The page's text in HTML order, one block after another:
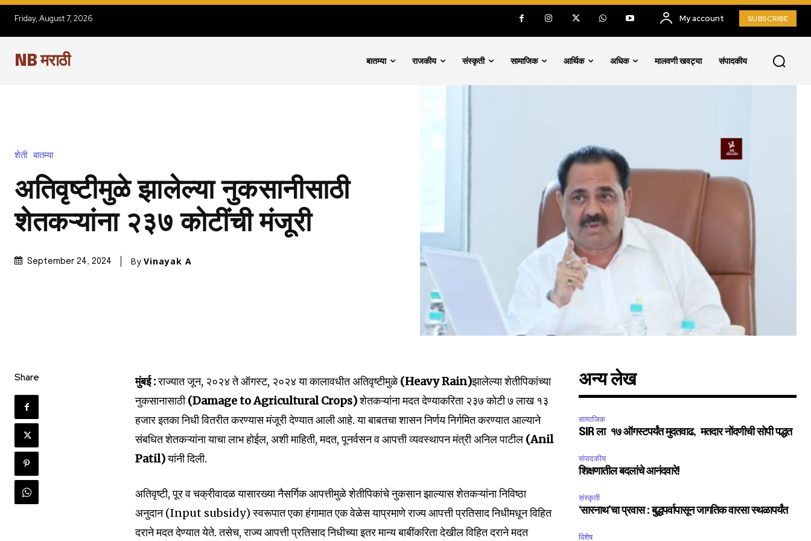
Join our community of
of the conversation.
To subscribe, simply enter your email address on our website or click
SUBSCRIBE
Friday, August 7, 2026 My account SUBSCRIBE
NB मराठी बातम्या राजकीय संस्कृती सामाजिक आर्थिक अधिक मालवणी खवट्या संपादकीय
शेती बातम्या
अतिवृष्टीमुळे झालेल्या नुकसानीसाठी
शेतकऱ्यांना २३७ कोटींची मंजूरी
September 24, 2024 By Vinayak A
Share मुंबई :राज्यात जून, २०२४ ते ऑगस्ट, २०२४ या कालावधीत अतिवृष्टीमुळे (Heavy Rain)झालेल्या शेतीपिकांच्या
नुकसानासाठी(Damage to Agricultural Crops)शेतकऱ्यांना मदत देण्याकरिता २३७ कोटी ७ लाख १३
हजार इतका निधी वितरीत करण्यास मंजूरी देण्यात आली आहे. या बाबतचा शासन निर्णय निर्गमित करण्यात आल्याने
संबधित शेतकऱ्यांना याचा लाभ होईल, अशी माहिती, मदत, पूनर्वसन व आपत्ती व्यवस्थापन मंत्री अनिल पाटील (Anil
Patil)यांनी दिली.
अतिवृष्टी, पूर व चक्रीवादळ यासारख्या नैसर्गिक आपत्तीमुळे शेतीपिकांचे नुकसान झाल्यास शेतकऱ्यांना निविष्ठा
अनुदान (Input subsidy) स्वरूपात एका हंगामात एक वेळेस याप्रमाणे राज्य आपत्ती प्रतिसाद निधीमधून विहित
दराने मदत देण्यात येते. तसेच, राज्य आपत्ती प्रतिसाद निधीच्या इतर मान्य बाबींकरिता देखील विहित दराने मदत
अन्य लेख
सामाजिक
SIR ला १७ ऑगस्टपर्यंत मुदतवाढ, मतदार नोंदणीची सोपी पद्धत
संपादकीय
शिक्षणातील बदलांचे आनंदवारे!
संस्कृती
‘सारनाथ’चा प्रवास : बुद्धपर्वापासून जागतिक वारसा स्थळापर्यंत
विशेष